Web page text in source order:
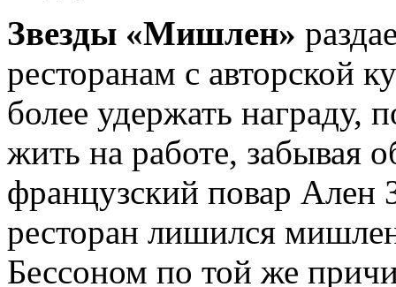
Звезды «Мишлен»
ресторанам с авторской
более удержать награду,
жить на работе, забывая
французский повар Ален
ресторан лишился
Бессоном по той же